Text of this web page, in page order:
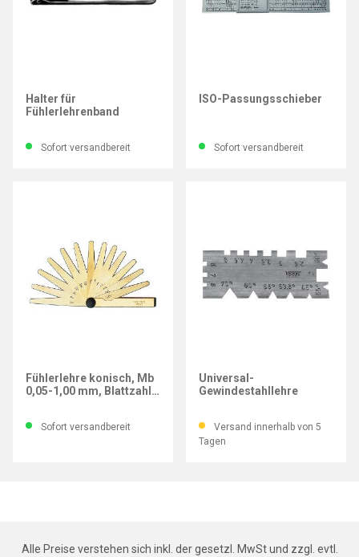
Halter für
Fühlerlehrenband
Sofort versandbereit
ISO-Passungsschieber
Sofort versandbereit
Fühlerlehre konisch, Mb
0,05-1,00 mm, Blattzahl
Sofort versandbereit
Universal-
Gewindestahllehre
Versand innerhalb von 5
Tagen
Alle Preise verstehen sich inkl. der gesetzl. MwSt und zzgl. evtl.